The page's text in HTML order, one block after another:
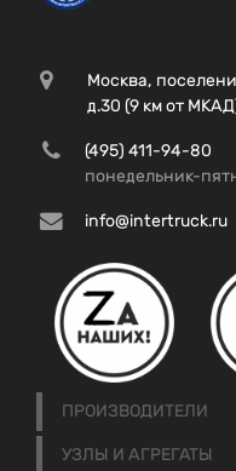
Москва,
д.30 (9 км от
(495) 411-94-80
понедельник-
info@intertruck.ru
ПРОИЗВОДИТЕЛИ
УЗЛЫ И АГРЕГАТЫ